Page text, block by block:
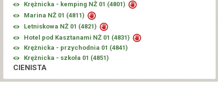
Krężnicka - kemping NŻ 01 (4801)
Marina NŻ 01 (4811)
Letniskowa NŻ 01 (4821)
Hotel pod Kasztanami NŻ 01 (4831)
Krężnicka - przychodnia 01 (4841)
Krężnicka - szkoła 01 (4851)
CIENISTA
Cienista 01 (4861)